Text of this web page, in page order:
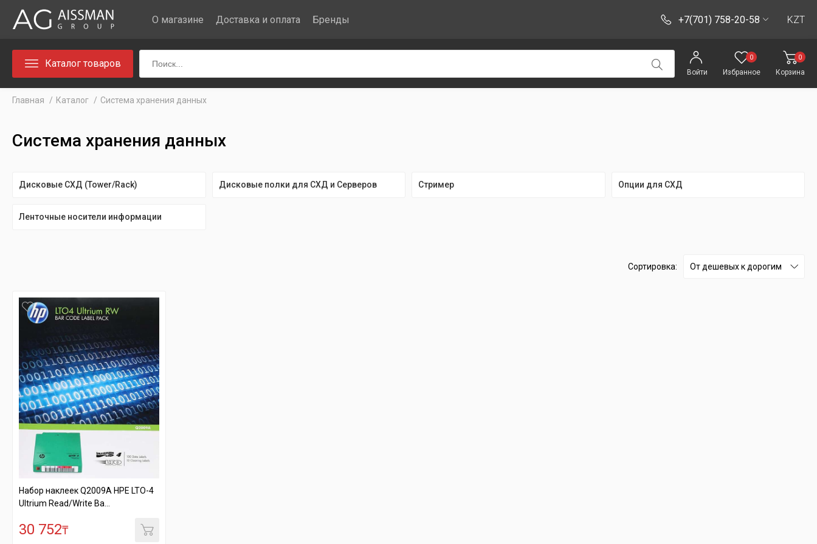
О магазине Доставка и оплата Бренды +7(701) 758-20-58 KZT
Каталог товаров
Войти
0
Избранное
0
Корзина
Главная Каталог Система хранения данных
Система хранения данных
Дисковые СХД (Tower/Rack) Дисковые полки для СХД и Серверов Стример Опции для СХД
Ленточные носители информации
Сортировка: От дешевых к дорогим
Набор наклеек Q2009A HPE LTO-4
Ultrium Read/Write Ba...
30 752₸